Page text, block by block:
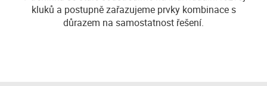
kluků a postupně zařazujeme prvky kombinace s
důrazem na samostatnost řešení.